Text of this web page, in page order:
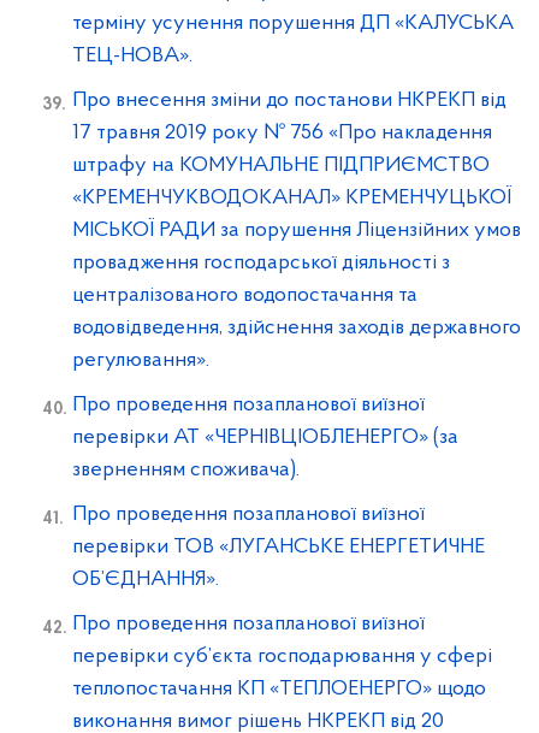
терміну усунення порушення ДП «КАЛУСЬКА
ТЕЦ-НОВА».
Про внесення зміни до постанови НКРЕКП від
17 травня 2019 року № 756 «Про накладення
штрафу на КОМУНАЛЬНЕ ПІДПРИЄМСТВО
«КРЕМЕНЧУКВОДОКАНАЛ» КРЕМЕНЧУЦЬКОЇ
МІСЬКОЇ РАДИ за порушення Ліцензійних умов
провадження господарської діяльності з
централізованого водопостачання та
водовідведення, здійснення заходів державного
регулювання».
Про проведення позапланової виїзної
перевірки АТ «ЧЕРНІВЦІОБЛЕНЕРГО» (за
зверненням споживача).
Про проведення позапланової виїзної
перевірки ТОВ «ЛУГАНСЬКЕ ЕНЕРГЕТИЧНЕ
ОБ’ЄДНАННЯ».
Про проведення позапланової виїзної
перевірки суб’єкта господарювання у сфері
теплопостачання КП «ТЕПЛОЕНЕРГО» щодо
виконання вимог рішень НКРЕКП від 20